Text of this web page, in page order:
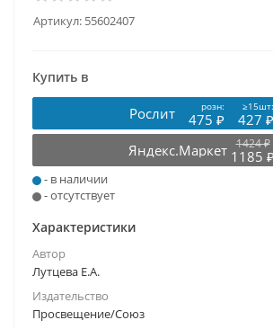
Артикул: 55602407
Купить в
Рослит розн: ≥15шт:
475 ₽
427 ₽
Яндекс.Маркет 1424 ₽
1185 ₽
- в наличии
- отсутствует
Характеристики
Автор
Лутцева Е.А.
Издательство
Просвещение/Союз